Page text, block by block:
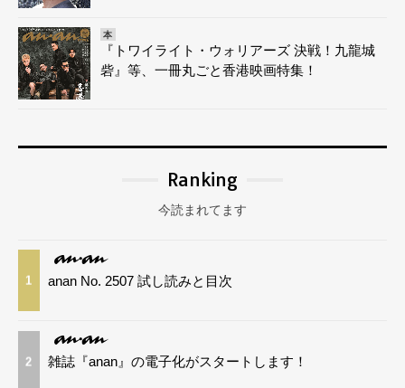
本
『トワイライト・ウォリアーズ 決戦！九龍城
砦』等、一冊丸ごと香港映画特集！
Ranking
今読まれてます
1 anan No. 2507 試し読みと目次
2 雑誌『anan』の電子化がスタートします！